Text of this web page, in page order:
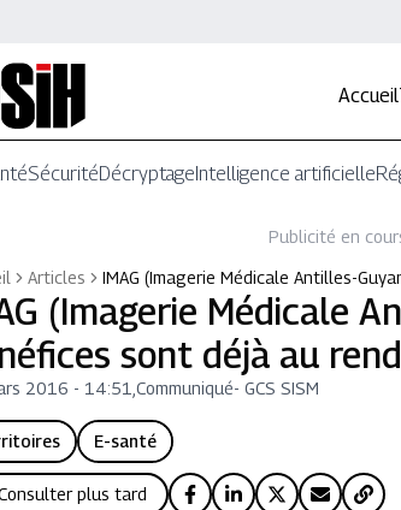
Accueil
SécuritéDécryptageIntelligence artificielle
Publicité en
Articles IMAG (Imagerie Médicale Antilles-
(Imagerie Médicale
sont déjà au
2016 - 14:51 ,Communiqué-GCS SISM
E-santé
plus tard